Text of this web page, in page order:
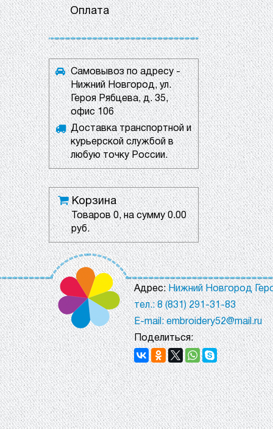
Оплата
Самовывоз по адресу -
Нижний Новгород, ул.
Героя Рябцева, д. 35,
офис 106
Доставка транспортной и
курьерской службой в
любую точку России.
Корзина
Товаров0, на сумму0.00
руб.
Адрес:Нижний Новгород
тел.: 8 (831) 291-31-83
E-mail: embroidery52@mail.ru
Поделиться: